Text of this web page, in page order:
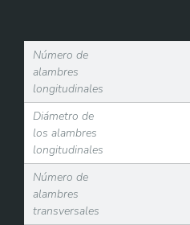
Número de
alambres
longitudinales
Diámetro de
los alambres
longitudinales
Número de
alambres
transversales